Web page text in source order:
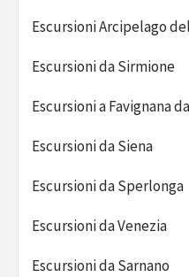
Escursioni Arcipelago
Escursioni da Sirmione
Escursioni a Favignana
Escursioni da Siena
Escursioni da Sperlonga
Escursioni da Venezia
Escursioni da Sarnano